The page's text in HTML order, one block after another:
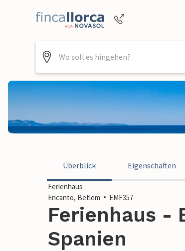
+4952144818470
Überblick Eigenschaften
Ferienhaus
Encanto, Betlem
EMF357
Ferienhaus -
Spanien